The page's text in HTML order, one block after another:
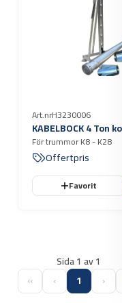
Art.nrH3230006
KABELBOCK 4 Ton
För trummor K8 - K28
Offertpris
Favorit
Sida 1 av 1
‹‹
‹ 1 ›